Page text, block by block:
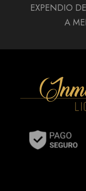
EXPENDIO
A